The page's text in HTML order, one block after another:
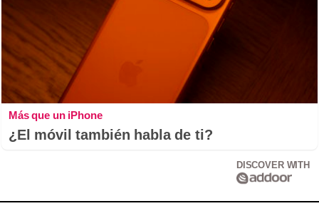
Más que un iPhone
¿El móvil también habla de ti?
DISCOVER WITH